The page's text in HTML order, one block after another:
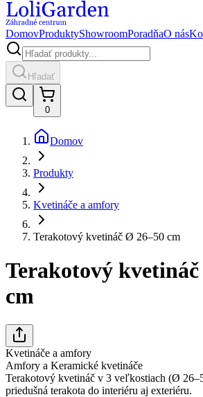
DomovProduktyShowroomPoradňaO nás
Hľadať
0
Domov
Produkty
Kvetináče a amfory
Terakotový kvetináč Ø 26–50 cm
Terakotový
cm
Kvetináče a amfory
Amfory a Keramické kvetináče
Terakotový kvetináč v 3 veľkostiach (Ø
priedušná terakota do interiéru aj exteriéru.